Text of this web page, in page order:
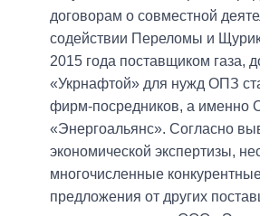
договорам о совместной
содействии Переломы и
2015 года поставщиком газа,
«Укрнафтой» для нужд ОПЗ
фирм-посредников, а именно
«Энергоальянс». Согласно
экономической экспертизы,
многочисленные
предложения от других